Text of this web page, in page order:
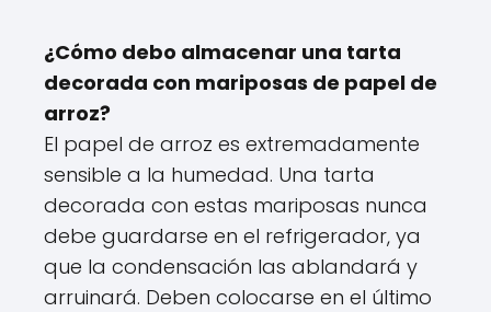
¿Cómo debo almacenar una tarta
decorada con mariposas de papel de
arroz?
El papel de arroz es extremadamente
sensible a la humedad. Una tarta
decorada con estas mariposas nunca
debe guardarse en el refrigerador, ya
que la condensación las ablandará y
arruinará. Deben colocarse en el último